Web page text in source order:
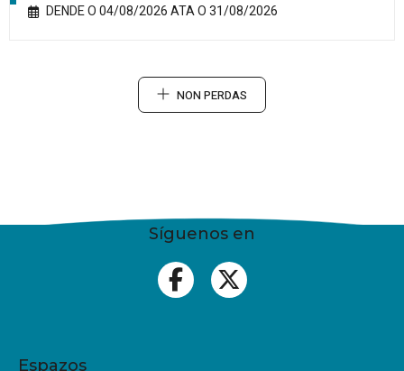
DENDE O 04/08/2026 ATA O 31/08/2026
NON PERDAS
Síguenos en
Espazos